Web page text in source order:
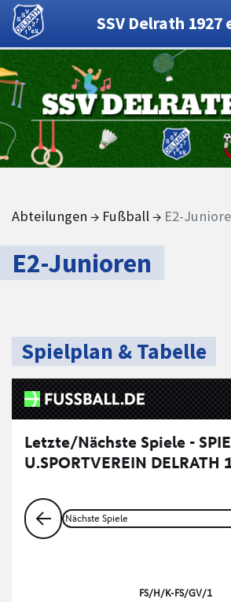
SSV Delrath 1927
Abteilungen → Fußball→ E2-
E2-Junioren
Spielplan & Tabelle